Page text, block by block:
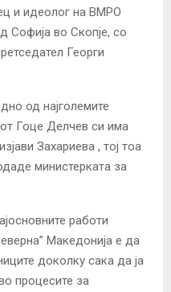
и идеолог на ВМРО
Софија во Скопје, со
Георги
од најголемите
Гоце Делчев си има
Захариева , тој тоа
министерката за
работи
Македонија е да
доколку сака да ја
процесите за